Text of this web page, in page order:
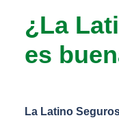
¿La
es
La Latino